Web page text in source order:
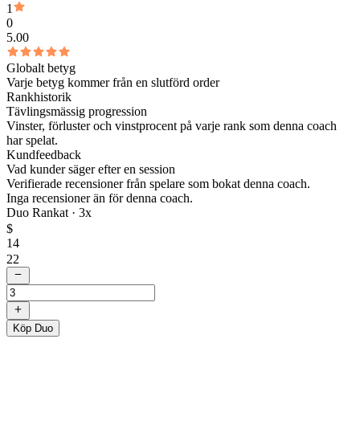
1
0
5.00
Globalt betyg
Varje betyg kommer från en slutförd order
Rankhistorik
Tävlingsmässig progression
Vinster, förluster och vinstprocent på varje rank som denna coach
har spelat.
Kundfeedback
Vad kunder säger efter en session
Verifierade recensioner från spelare som bokat denna coach.
Inga recensioner än för denna coach.
Duo Rankat · 3x
$
14
22
Köp Duo